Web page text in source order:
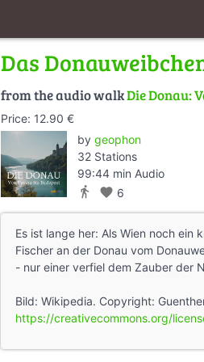
Das
from the audio walkDie Donau:
Price: 12.90 €
by geophon
32 Stations
99:44 min Audio
directions_walk favorite 6
Es ist lange her: Als Wien noch ein
Fischer an der Donau vom
- nur einer verfiel dem Zauber der
Bild: Wikipedia. Copyright:
https://creativecommons.org/